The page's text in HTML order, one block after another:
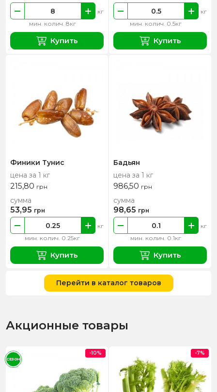
мин. колич. 8кг
кг
Купить
мин. колич. 0.5кг
кг
Купить
Финики Тунис
цена за 1 кг
215,80 грн
мин. колич. 0.25кг
кг
сумма
53,95 грн
Купить
Бадьян
цена за 1 кг
986,50 грн
мин. колич. 0.1кг
кг
сумма
98,65 грн
Купить
Перейти в каталог товаров
Акционные товары
-10%
СЕЗОН
-7%